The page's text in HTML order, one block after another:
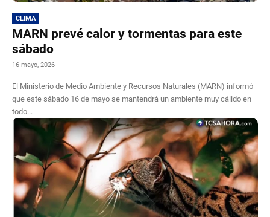
CLIMA
MARN prevé calor y tormentas para este
sábado
16 mayo, 2026
El Ministerio de Medio Ambiente y Recursos Naturales (MARN) informó
que este sábado 16 de mayo se mantendrá un ambiente muy cálido en
todo...